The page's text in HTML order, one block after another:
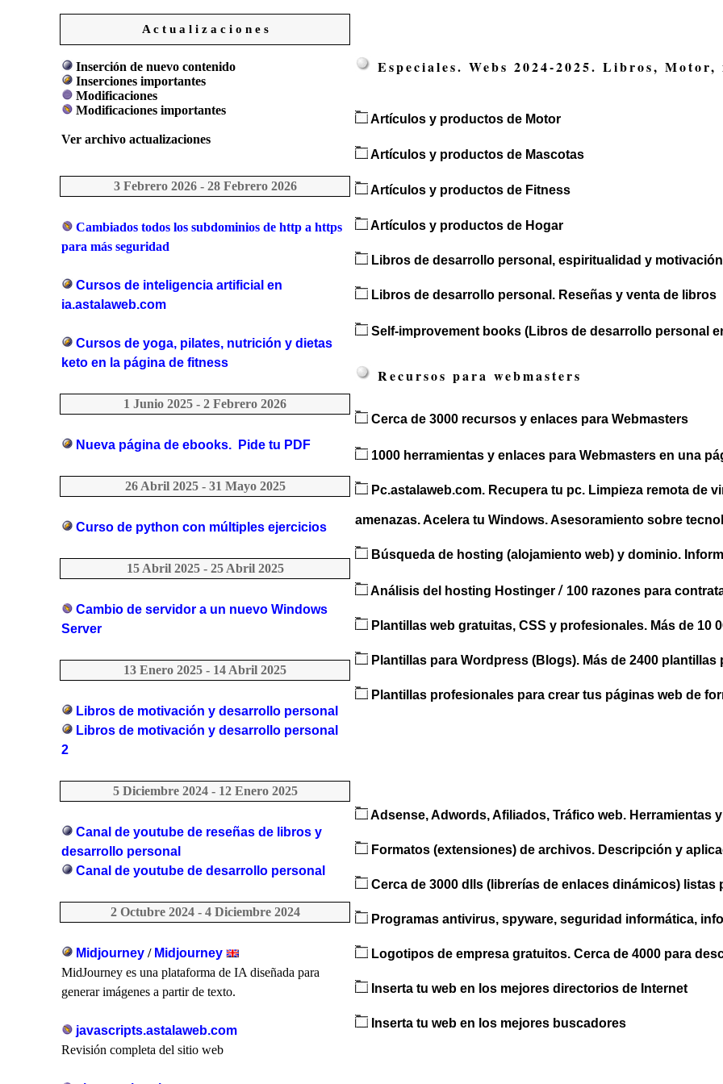
A c t u a l i z a c i o n e s
Inserción de nuevo contenido
Inserciones importantes
Modificaciones
Modificaciones importantes
Ver archivo actualizaciones
3 Febrero 2026 - 28 Febrero 2026
Cambiados todos los subdominios de http a https
para más seguridad
Cursos de inteligencia artificial en
ia.astalaweb.com
Cursos de yoga, pilates, nutrición y dietas
keto en la página de fitness
1 Junio 2025 - 2 Febrero 2026
Nueva página de ebooks. Pide tu PDF
26 Abril 2025 - 31 Mayo 2025
Curso de python con múltiples ejercicios
15 Abril 2025 - 25 Abril 2025
Cambio de servidor a un nuevo Windows
Server
13 Enero 2025 - 14 Abril 2025
Libros de motivación y desarrollo personal
Libros de motivación y desarrollo personal
2
5 Diciembre 2024 - 12 Enero 2025
Canal de youtube de reseñas de libros y
desarrollo personal
Canal de youtube de desarrollo personal
2 Octubre 2024 - 4 Diciembre 2024
Midjourney / Midjourney
MidJourney es una plataforma de IA diseñada para
generar imágenes a partir de texto.
javascripts.astalaweb.com
Revisión completa del sitio web
Especiales. Webs 2024-2025. Libros,
Artículos y productos de Motor
Artículos y productos de Mascotas
Artículos y productos de Fitness
Artículos y productos de Hogar
Libros de desarrollo personal, espiritualidad y
Libros de desarrollo personal. Reseñas y venta de libros
Self-improvement books (Libros de desarrollo personal
Recursos para webmasters
Cerca de 3000 recursos y enlaces para Webmasters
1000 herramientas y enlaces para Webmasters en una
Pc.astalaweb.com. Recupera tu pc. Limpieza remota de
amenazas. Acelera tu Windows. Asesoramiento sobre
Búsqueda de hosting (alojamiento web) y dominio.
Análisis del hosting Hostinger / 100 razones para
Plantillas web gratuitas, CSS y profesionales. Más de 10
Plantillas para Wordpress (Blogs). Más de 2400
Plantillas profesionales para crear tus páginas web de
Adsense, Adwords, Afiliados, Tráfico web. Herramientas
Formatos (extensiones) de archivos. Descripción y
Cerca de 3000 dlls (librerías de enlaces dinámicos) listas
Programas antivirus, spyware, seguridad informática,
Logotipos de empresa gratuitos. Cerca de 4000 para
Inserta tu web en los mejores directorios de Internet
Inserta tu web en los mejores buscadores